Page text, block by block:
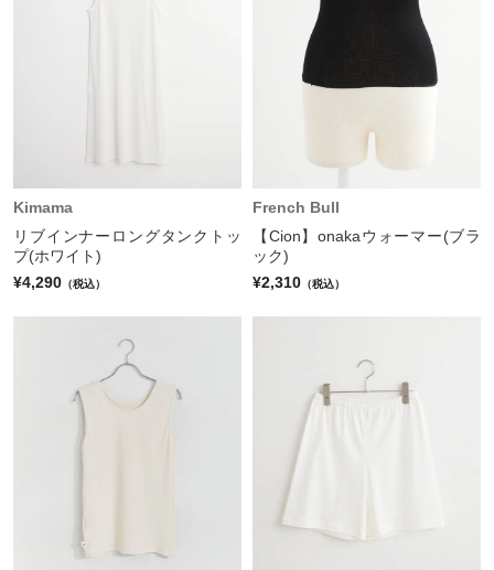
Kimama
リブインナーロングタンクトッ
プ(ホワイト)
¥4,290 （税込）
French Bull
【Cion】onakaウォーマー(ブラ
ック)
¥2,310 （税込）